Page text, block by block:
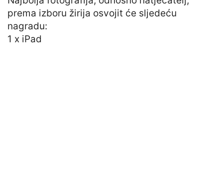
prema izboru žirija osvojit će sljedeću
nagradu:
1 x iPad